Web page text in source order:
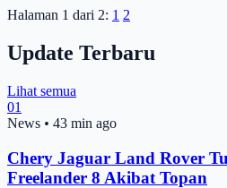
Halaman 1 dari 2: 1 2
Update Terbaru
Lihat semua
01
News • 43 min ago
Chery Jaguar Land Rover
Freelander 8 Akibat Topan